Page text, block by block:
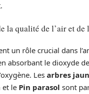
la qualité de l’air et de
un rôle crucial dans
absorbant le dioxyde
Les arbres
et le Pin parasol sont